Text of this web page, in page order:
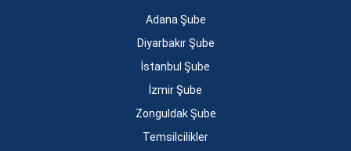
Adana Şube
Diyarbakır Şube
İstanbul Şube
İzmir Şube
Zonguldak Şube
Temsilcilikler